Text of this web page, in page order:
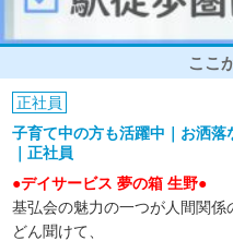
ここ
正社員
子育て中の方も活躍中｜お洒
｜正社員
●デイサービス 夢の箱 生野●
基弘会の魅力の一つが人間関
どん聞けて、